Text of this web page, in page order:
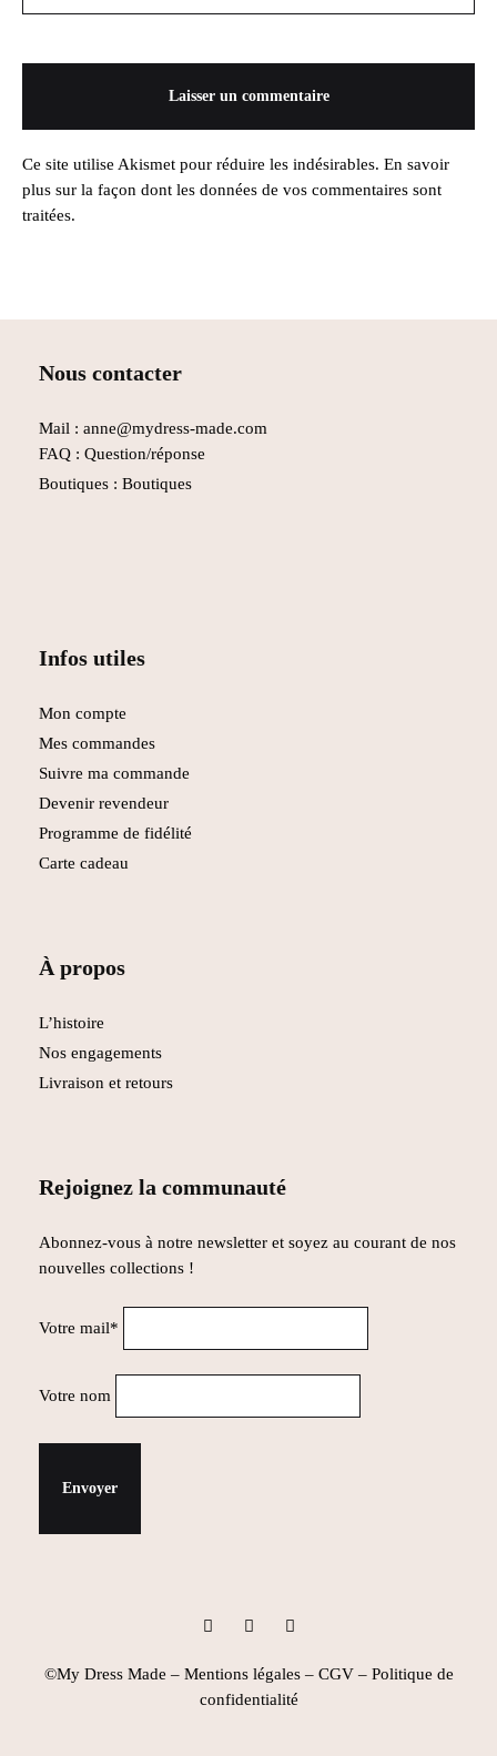
Ce site utilise Akismet pour réduire les indésirables. En savoir
plus sur la façon dont les données de vos commentaires sont
traitées.
Nous contacter
Mail : anne@mydress-made.com
FAQ : Question/réponse
Boutiques : Boutiques
Infos utiles
Mon compte
Mes commandes
Suivre ma commande
Devenir revendeur
Programme de fidélité
Carte cadeau
À propos
L’histoire
Nos engagements
Livraison et retours
Rejoignez la communauté
Abonnez-vous à notre newsletter et soyez au courant de nos
nouvelles collections !
Votre mail*
Votre nom
©My Dress Made – Mentions légales– CGV– Politique de
confidentialité
InstagramFacebookPinterest